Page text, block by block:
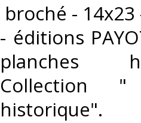
broché -
- éditions
planches
Collection "
historique".‎